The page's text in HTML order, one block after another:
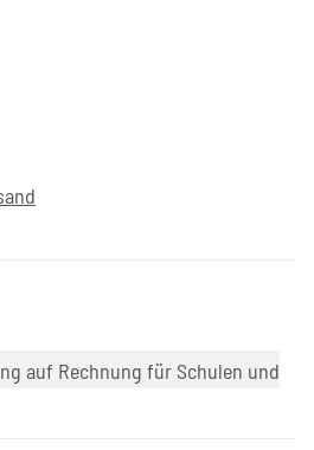
auf Rechnung für Schulen und